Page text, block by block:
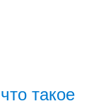
такое